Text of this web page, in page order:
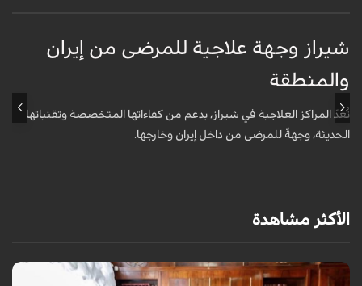
شيراز وجهة علاجية للمرضى من إيران
والمنطقة
تُعدّ المراكز العلاجية في شيراز، بدعم من كفاءاتها المتخصّصة وتقنياتها
الحديثة، وجهةً للمرضى من داخل إيران وخارجها.
الأكثر مشاهدة